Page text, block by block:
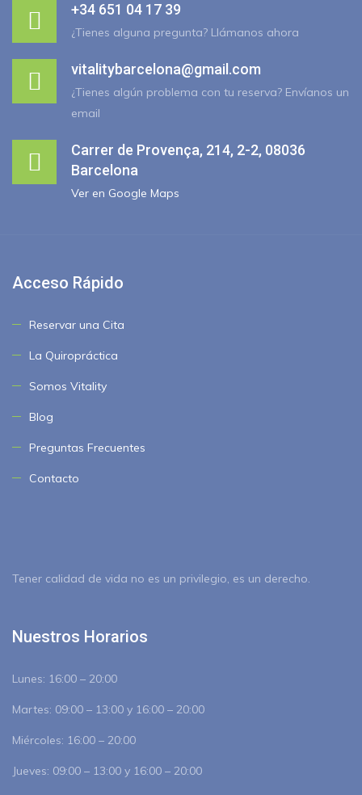
+34 651 04 17 39
¿Tienes alguna pregunta? Llámanos ahora
vitalitybarcelona@gmail.com
¿Tienes algún problema con tu reserva? Envíanos un
email
Carrer de Provença, 214, 2-2, 08036
Barcelona
Ver en Google Maps
Acceso Rápido
Reservar una Cita
La Quiropráctica
Somos Vitality
Blog
Preguntas Frecuentes
Contacto
Tener calidad de vida no es un privilegio, es un derecho.
Nuestros Horarios
Lunes: 16:00 – 20:00
Martes: 09:00 – 13:00 y 16:00 – 20:00
Miércoles: 16:00 – 20:00
Jueves: 09:00 – 13:00 y 16:00 – 20:00